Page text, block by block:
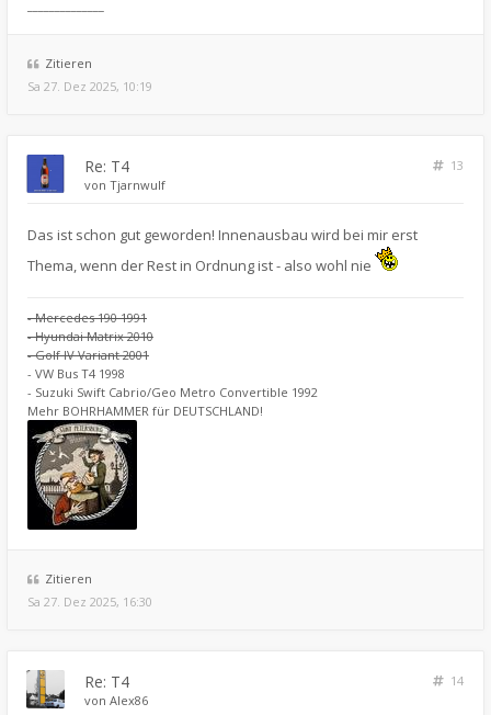
Zitieren
Sa 27. Dez 2025, 10:19
Re: T4
13
von Tjarnwulf
Das ist schon gut geworden! Innenausbau wird bei mir erst
Thema, wenn der Rest in Ordnung ist - also wohl nie
- Mercedes 190 1991
- Hyundai Matrix 2010
- Golf IV Variant 2001
- VW Bus T4 1998
- Suzuki Swift Cabrio/Geo Metro Convertible 1992
Mehr BOHRHAMMER für DEUTSCHLAND!
Zitieren
Sa 27. Dez 2025, 16:30
Re: T4
14
von Alex86